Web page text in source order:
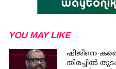
YOU MAY LIKE
ഷിജിനെ
തിരച്ചില്‍